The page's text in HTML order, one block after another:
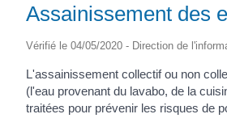
Assainissement des
Vérifié le 04/05/2020 - Direction de
L'assainissement collectif ou non
(l'eau provenant du lavabo, de la
traitées pour prévenir les risques de